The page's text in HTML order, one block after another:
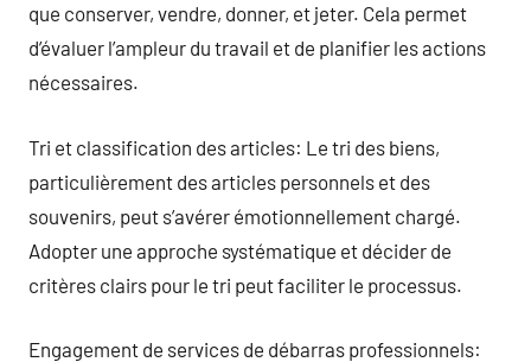
que conserver, vendre, donner, et jeter. Cela permet
d’évaluer l’ampleur du travail et de planifier les actions
nécessaires.
Tri et classification des articles: Le tri des biens,
particulièrement des articles personnels et des
souvenirs, peut s’avérer émotionnellement chargé.
Adopter une approche systématique et décider de
critères clairs pour le tri peut faciliter le processus.
Engagement de services de débarras professionnels: